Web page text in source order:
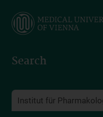
main
Search